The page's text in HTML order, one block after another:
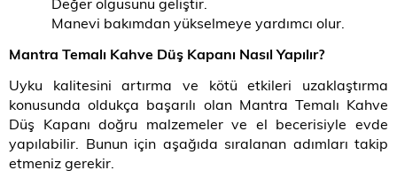
Manevi bakımdan yükselmeye yardımcı olur.
Mantra Temalı Kahve Düş Kapanı Nasıl Yapılır?
Uyku kalitesini artırma ve kötü etkileri uzaklaştırma
konusunda oldukça başarılı olan Mantra Temalı Kahve
Düş Kapanı doğru malzemeler ve el becerisiyle evde
yapılabilir. Bunun için aşağıda sıralanan adımları takip
etmeniz gerekir.